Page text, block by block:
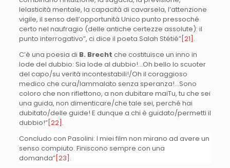
lelasticità mentale, la capacità di cavarsela, l’attenzione
vigile, il senso dell’opportunità Unico punto pressoché
certo nel naufragio (delle antiche certezze assolute): il
punto interrogativo”, ci dice il poeta Salah Stétié”[21] .
C’è una poesia di B. Brecht che costituisce un inno in
lode del dubbio: Sia lode al dubbio!…Oh bello lo scuoter
del capo/su verità incontestabili!/Oh il coraggioso
medico che cura/lammalato senza speranza!…Sono
coloro che non riflettono, a non dubitare maiTu, tu che sei
una guida, non dimenticare/che tale sei, perché hai
dubitato/delle guide! E dunque a chi è guidato/permetti il
dubbio!”[22] .
Concludo con Pasolini: I miei film non mirano ad avere un
senso compiuto. Finiscono sempre con una
domanda”[23] .